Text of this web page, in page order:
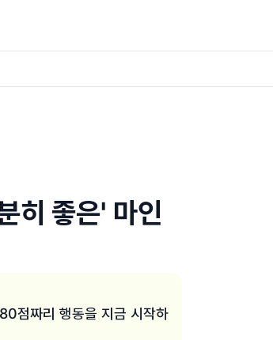
히 좋은' 마인
점짜리 행동을 지금 시작하